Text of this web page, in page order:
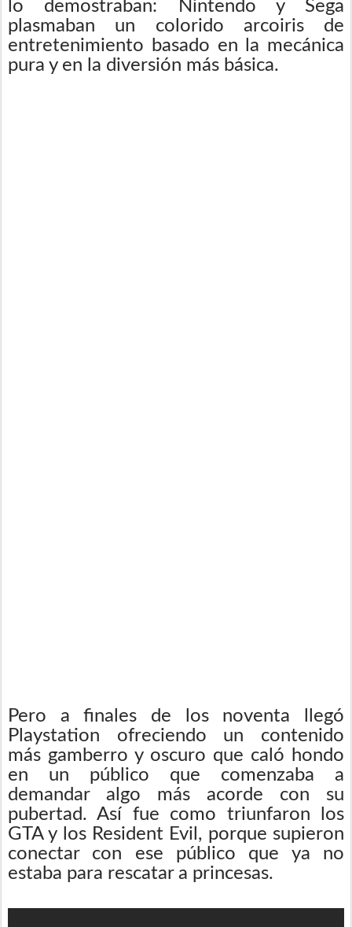
lo demostraban: Nintendo y Sega
plasmaban un colorido arcoiris de
entretenimiento basado en la mecánica
pura y en la diversión más básica.
Pero a finales de los noventa llegó
Playstation ofreciendo un contenido
más gamberro y oscuro que caló hondo
en un público que comenzaba a
demandar algo más acorde con su
pubertad. Así fue como triunfaron los
GTA y los Resident Evil, porque supieron
conectar con ese público que ya no
estaba para rescatar a princesas.